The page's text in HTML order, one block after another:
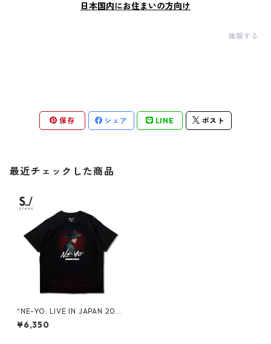
日本国内にお住まいの方向け
通報する
保存 シェア LINE ポスト
最近チェックした商品
“NE-YO: LIVE IN JAPAN 202
5" PROMO S/S TEE
¥6,350